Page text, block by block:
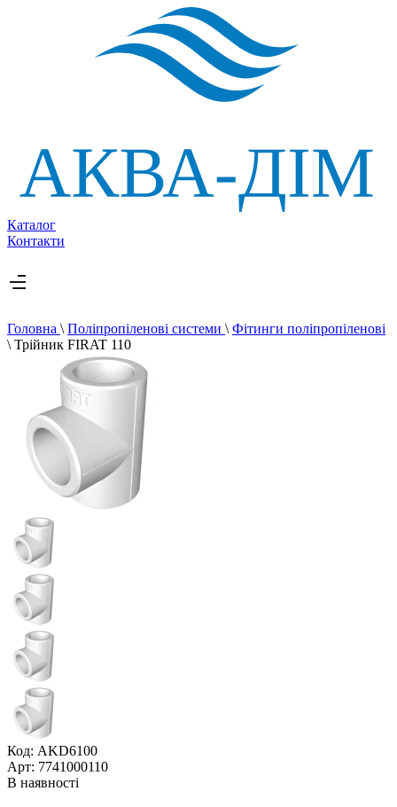
Каталог
Контакти
Головна \ Поліпропіленові системи \ Фітинги поліпропіленові
\ Трійник FIRAT 110
Код: AKD6100
Арт: 7741000110
В наявності